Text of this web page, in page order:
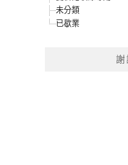
未分類
已歇業
謝